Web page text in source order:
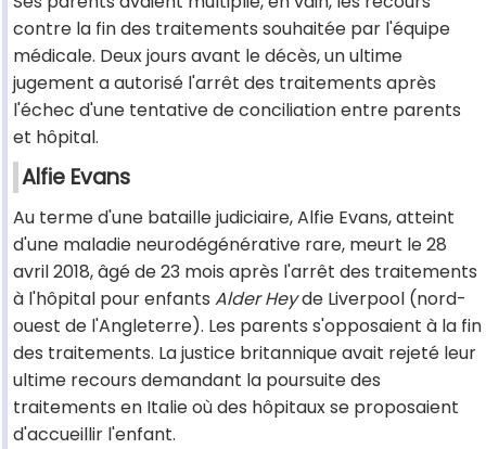
contre la fin des traitements souhaitée par l'équipe
médicale. Deux jours avant le décès, un ultime
jugement a autorisé l'arrêt des traitements après
l'échec d'une tentative de conciliation entre parents
et hôpital.
Alfie Evans
Au terme d'une bataille judiciaire, Alfie Evans, atteint
d'une maladie neurodégénérative rare, meurt le 28
avril 2018, âgé de 23 mois après l'arrêt des traitements
à l'hôpital pour enfants Alder Heyde Liverpool (nord-
ouest de l'Angleterre). Les parents s'opposaient à la fin
des traitements. La justice britannique avait rejeté leur
ultime recours demandant la poursuite des
traitements en Italie où des hôpitaux se proposaient
d'accueillir l'enfant.